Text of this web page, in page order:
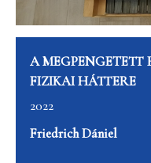
A
FIZIKAI HÁTTERE
2022
Friedrich Dániel